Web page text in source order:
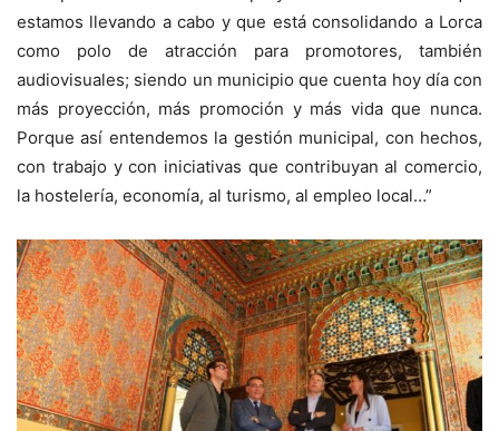
estamos llevando a cabo y que está consolidando a Lorca
como polo de atracción para promotores, también
audiovisuales; siendo un municipio que cuenta hoy día con
más proyección, más promoción y más vida que nunca.
Porque así entendemos la gestión municipal, con hechos,
con trabajo y con iniciativas que contribuyan al comercio,
la hostelería, economía, al turismo, al empleo local…”